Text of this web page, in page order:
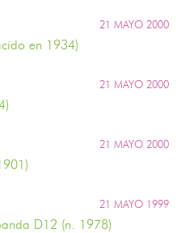
21 MAYO 2000
en 1934)
21 MAYO 2000
21 MAYO 2000
21 MAYO 1999
D12 (n. 1978)